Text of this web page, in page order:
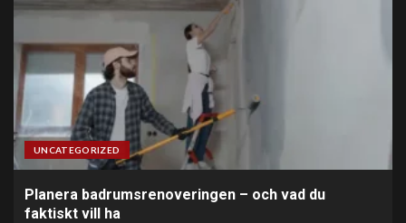
UNCATEGORIZED
Planera badrumsrenoveringen – och vad du
faktiskt vill ha